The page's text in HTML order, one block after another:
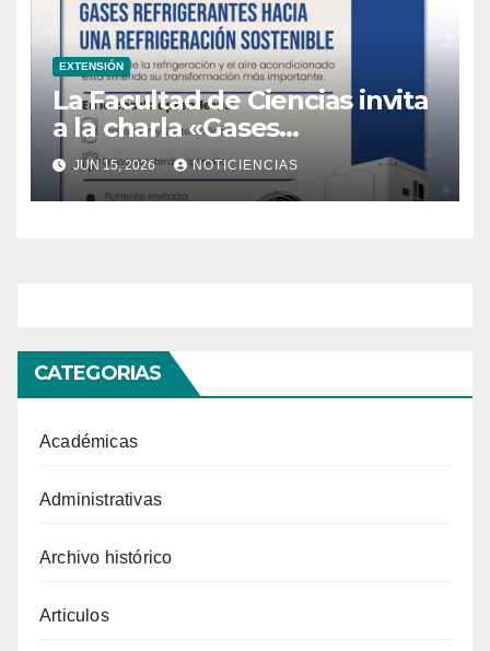
EXTENSIÓN
La Facultad de Ciencias invita
a la charla «Gases
refrigerantes, hacia una
refrigeración sostenible»
JUN 15, 2026 NOTICIENCIAS
CATEGORIAS
Académicas
Administrativas
Archivo histórico
Articulos